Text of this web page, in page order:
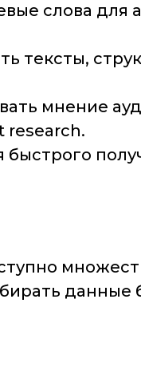
слова для
тексты,
мнение
research.
данные